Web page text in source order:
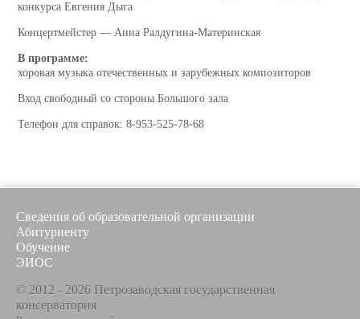
конкурса Евгения Дыга
Концертмейстер — Анна Ралдугина-Материнская
В программе:
хоровая музыка отечественных и зарубежных композиторов
Вход свободный со стороны Большого зала
Телефон для справок: 8-953-525-78-68
Сведения об образовательной организации
Абитуриенту
Обучение
ЭИОС
© 2012 - 2026 Петрозаводская государственная
консерватория